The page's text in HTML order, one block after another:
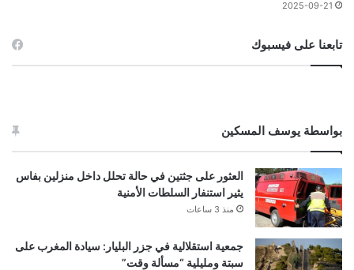
2025-09-21
تابعنا على فيسبوك
بواسطة يوسف المسكين
العثور على جثتين في حالة تحلل داخل منزلين بفاس
يثير استنفار السلطات الأمنية
منذ 3 ساعات
جمعية استقلالية في جزر البليار: سيادة المغرب على
سبتة ومليلية “مسألة وقت”